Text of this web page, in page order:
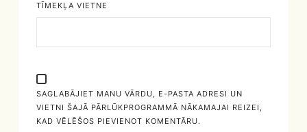
TĪMEKĻA VIETNE
SAGLABĀJIET MANU VĀRDU, E-PASTA ADRESI UN
VIETNI ŠAJĀ PĀRLŪKPROGRAMMĀ NĀKAMAJAI REIZEI,
KAD VĒLĒŠOS PIEVIENOT KOMENTĀRU.